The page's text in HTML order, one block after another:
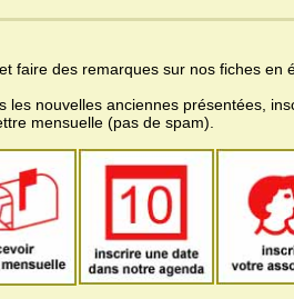
faire des remarques sur nos fiches en
les nouvelles anciennes présentées,
mensuelle (pas de spam).